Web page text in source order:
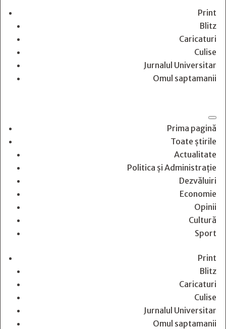
Print
Blitz
Caricaturi
Culise
Jurnalul Universitar
Omul saptamanii
Prima pagină
Toate știrile
Actualitate
Politica și Administrație
Dezvăluiri
Economie
Opinii
Cultură
Sport
Print
Blitz
Caricaturi
Culise
Jurnalul Universitar
Omul saptamanii